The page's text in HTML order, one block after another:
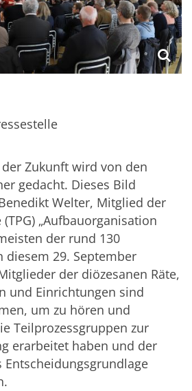
Zukunft wird von den
gedacht. Dieses Bild
Welter, Mitglied der
„Aufbauorganisation
der rund 130
diesem 29. September
der diözesanen Räte,
und Einrichtungen sind
um zu hören und
Teilprozessgruppen zur
erarbeitet haben und der